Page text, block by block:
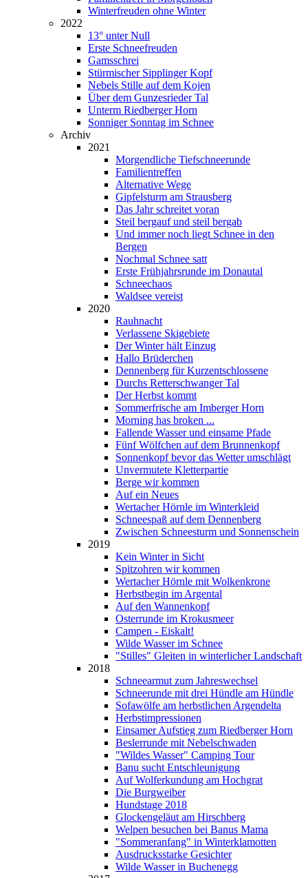
Winterfreuden ohne Winter
2022
13° unter Null
Erste Schneefreuden
Gamsschrei
Stürmischer Sipplinger Kopf
Nebels Stille auf dem Kojen
Über dem Gunzesrieder Tal
Unterm Riedberger Horn
Sonniger Sonntag im Schnee
Archiv
2021
Morgendliche Tiefschneerunde
Familientreffen
Alternative Wege
Gipfelsturm am Strausberg
Das Jahr schreitet voran
Steil bergauf und steil bergab
Und immer noch liegt Schnee in den
Bergen
Nochmal Schnee satt
Erste Frühjahrsrunde im Donautal
Schneechaos
Waldsee vereist
2020
Rauhnacht
Verlassene Skigebiete
Der Winter hält Einzug
Hallo Brüderchen
Dennenberg für Kurzentschlossene
Durchs Retterschwanger Tal
Der Herbst kommt
Sommerfrische am Imberger Horn
Morning has broken ...
Fallende Wasser und einsame Pfade
Fünf Wölfchen auf dem Brunnenkopf
Sonnenkopf bevor das Wetter umschlägt
Unvermutete Kletterpartie
Berge wir kommen
Auf ein Neues
Wertacher Hörnle im Winterkleid
Schneespaß auf dem Dennenberg
Zwischen Schneesturm und Sonnenschein
2019
Kein Winter in Sicht
Spitzohren wir kommen
Wertacher Hörnle mit Wolkenkrone
Herbstbegin im Argental
Auf den Wannenkopf
Osterrunde im Krokusmeer
Campen - Eiskalt!
Wilde Wasser im Schnee
"Stilles" Gleiten in winterlicher Landschaft
2018
Schneearmut zum Jahreswechsel
Schneerunde mit drei Hündle am Hündle
Sofawölfe am herbstlichen Argendelta
Herbstimpressionen
Einsamer Aufstieg zum Riedberger Horn
Beslerrunde mit Nebelschwaden
"Wildes Wasser" Camping Tour
Banu sucht Entschleunigung
Auf Wolferkundung am Hochgrat
Die Burgweiber
Hundstage 2018
Glockengeläut am Hirschberg
Welpen besuchen bei Banus Mama
"Sommeranfang" in Winterklamotten
Ausdrucksstarke Gesichter
Wilde Wasser in Buchenegg